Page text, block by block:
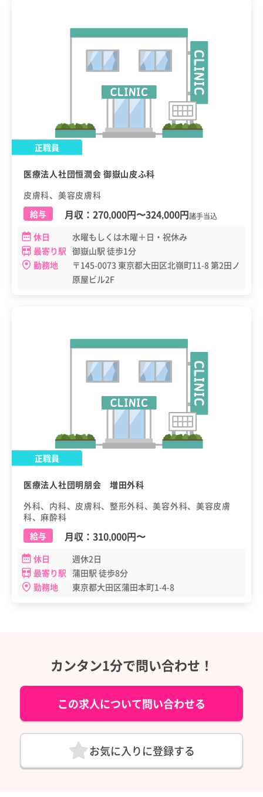
正職員
医療法人社団恒潤会 御嶽山皮ふ科
皮膚科、美容皮膚科
給与
月収： 270,000円〜324,000円諸手当込
休日
水曜もしくは木曜＋日・祝休み
最寄り駅 御嶽山駅 徒歩1分
勤務地
〒145-0073 東京都大田区北嶺町11-8 第2田ノ
原屋ビル2F
正職員
医療法人社団明朋会 増田外科
外科、内科、皮膚科、整形外科、美容外科、美容皮膚
科、麻酔科
給与
月収： 310,000円〜
休日
週休2日
最寄り駅 蒲田駅 徒歩8分
勤務地
東京都大田区蒲田本町1-4-8
カンタン1分で問い合わせ！
この求人について問い合わせる
お気に入りに登録する